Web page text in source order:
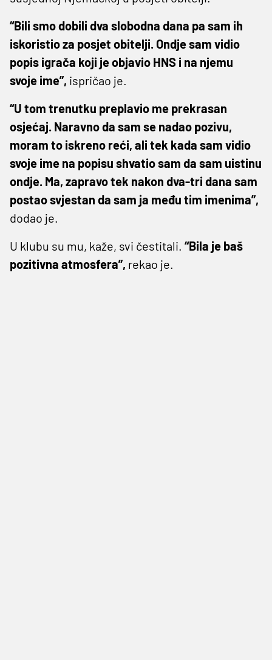
“Bili smo dobili dva slobodna dana pa sam ih
iskoristio za posjet obitelji. Ondje sam vidio
popis igrača koji je objavio HNS i na njemu
svoje ime”, ispričao je.
“U tom trenutku preplavio me prekrasan
osjećaj. Naravno da sam se nadao pozivu,
moram to iskreno reći, ali tek kada sam vidio
svoje ime na popisu shvatio sam da sam uistinu
ondje. Ma, zapravo tek nakon dva-tri dana sam
postao svjestan da sam ja među tim imenima”,
dodao je.
U klubu su mu, kaže, svi čestitali. “Bila je baš
pozitivna atmosfera”, rekao je.